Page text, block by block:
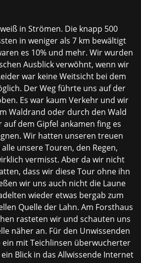
in Strömen. Die knapp 500
in weniger als 7 km bewältigt
es 10% und mehr. Wir wurden
Ausblick verwöhnt, wenn wir
war keine Weitsicht bei dem
Der Weg führte uns auf der
Es war kaum Verkehr und wir
Waldrand oder durch den Wald
auf dem Gipfel ankamen fing es
Wir hatten unseren treuen
unsere Touren, den Regen,
vermisst. Aber da wir nicht
dass wir diese Tour ohne ihn
wir uns auch nicht die Laune
wieder etwas bergab zum
Quelle der Lahn. Am Forsthaus
rasteten wir und schauten uns
näher an. Für den Unwissenden
ein mit Teichlinsen überwucherter
Blick in das Allwissende Internet